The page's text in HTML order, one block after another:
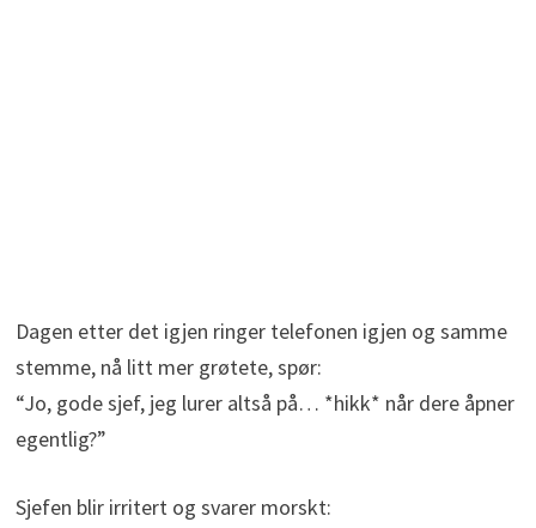
Dagen etter det igjen ringer telefonen igjen og samme
stemme, nå litt mer grøtete, spør:
“Jo, gode sjef, jeg lurer altså på… *hikk* når dere åpner
egentlig?”
Sjefen blir irritert og svarer morskt: